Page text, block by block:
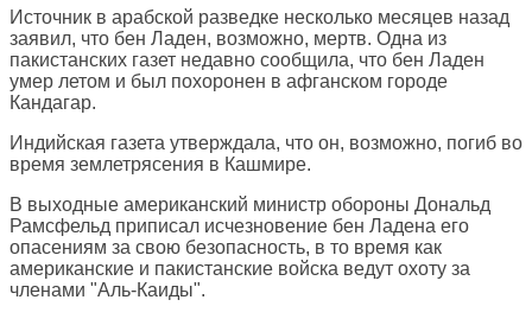
Источник в арабской разведке несколько месяцев назад
заявил, что бен Ладен, возможно, мертв. Одна из
пакистанских газет недавно сообщила, что бен Ладен
умер летом и был похоронен в афганском городе
Кандагар.
Индийская газета утверждала, что он, возможно, погиб во
время землетрясения в Кашмире.
В выходные американский министр обороны Дональд
Рамсфельд приписал исчезновение бен Ладена его
опасениям за свою безопасность, в то время как
американские и пакистанские войска ведут охоту за
членами "Аль-Каиды".